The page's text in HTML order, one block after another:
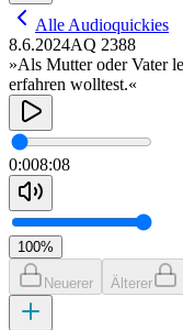
Alle Audioquickies
8.6.2024AQ 2388
»Als Mutter oder Vater
erfahren wolltest.«
0:008:08
100%
Neuerer Älterer